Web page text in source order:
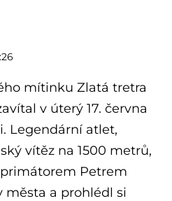
mítinku Zlatá tretra
v úterý 17. června
Legendární atlet,
vítěz na 1500 metrů,
Petrem
města a prohlédl si